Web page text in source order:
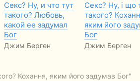
Секс? Ну, и что тут
такого? Любовь,
какой ее задумал
Бог
Джим Берген
Секс? Ну, і що
такого?
яким його
Бог
Джим Берген
Кохання, яким його задумав Бог"